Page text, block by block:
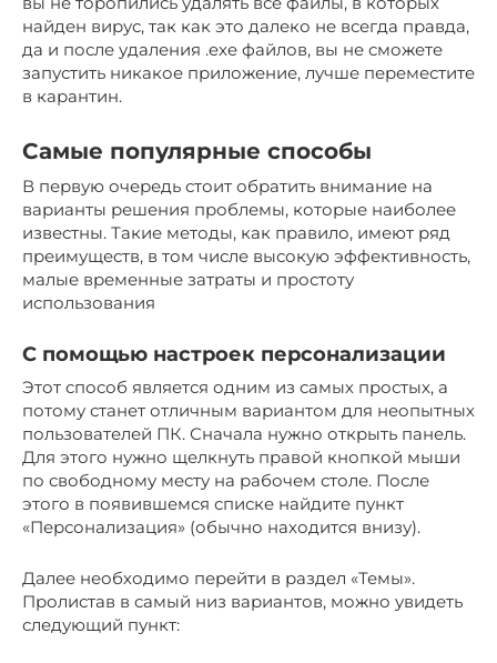
найден вирус, так как это далеко не всегда правда,
да и после удаления .exe файлов, вы не сможете
запустить никакое приложение, лучше переместите
в карантин.
Самые популярные способы
В первую очередь стоит обратить внимание на
варианты решения проблемы, которые наиболее
известны. Такие методы, как правило, имеют ряд
преимуществ, в том числе высокую эффективность,
малые временные затраты и простоту
использования
С помощью настроек персонализации
Этот способ является одним из самых простых, а
потому станет отличным вариантом для неопытных
пользователей ПК. Сначала нужно открыть панель.
Для этого нужно щелкнуть правой кнопкой мыши
по свободному месту на рабочем столе. После
этого в появившемся списке найдите пункт
«Персонализация» (обычно находится внизу).
Далее необходимо перейти в раздел «Темы».
Пролистав в самый низ вариантов, можно увидеть
следующий пункт: